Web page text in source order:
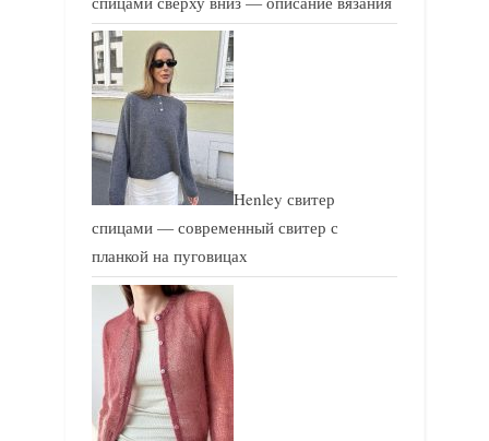
Henley свитер
спицами — современный свитер с
планкой на пуговицах